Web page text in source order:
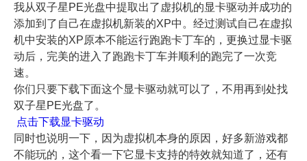
我从双子星PE光盘中提取出了虚拟机的显卡驱动并成功的
添加到了自己在虚拟机新装的XP中。经过测试自己在虚拟
机中安装的XP原本不能运行跑跑卡丁车的，更换过显卡驱
动后，完美的进入了跑跑卡丁车并顺利的跑完了一次竞
速。
你们只要下载下面这个显卡驱动就可以了，不用再到处找
双子星PE光盘了。
点击下载显卡驱动
同时也说明一下，因为虚拟机本身的原因，好多新游戏都
不能玩的，这个看一下它显卡支持的特效就知道了，还有